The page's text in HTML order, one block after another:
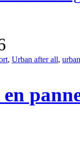
, Urban after all,
en